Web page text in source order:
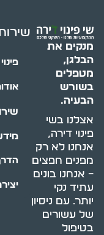
מנקים את
הבלגן,
מטפלים
בשורש
הבעיה.
אצלנו בשי
פינוי דירה,
אנחנו לא רק
מפנים חפצים
– אנחנו בונים
עתיד נקי
יותר. עם ניסיון
של עשורים
בטיפול